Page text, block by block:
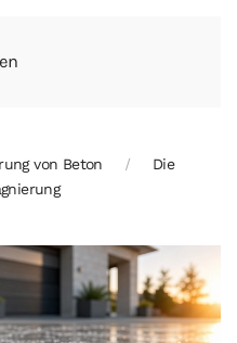
von Beton
Die